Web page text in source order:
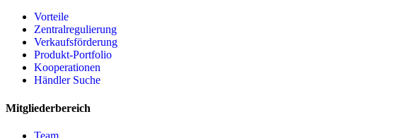
Vorteile
Zentralregulierung
Verkaufsförderung
Produkt-Portfolio
Kooperationen
Händler Suche
Mitgliederbereich
Team